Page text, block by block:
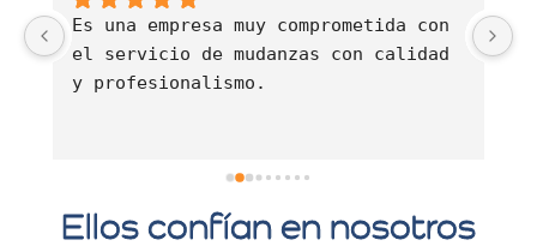
Es una empresa muy comprometida con
el servicio de mudanzas con calidad
y profesionalismo.
Ellos confían en nosotros